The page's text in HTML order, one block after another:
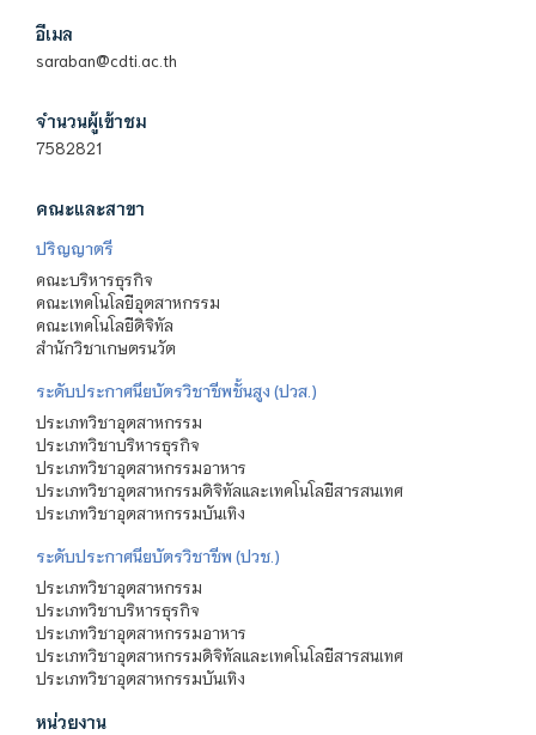
อีเมล
saraban@cdti.ac.th
จำนวนผู้เข้าชม
7582821
คณะและสาขา
ปริญญาตรี
คณะบริหารธุรกิจ
คณะเทคโนโลยีอุตสาหกรรม
คณะเทคโนโลยีดิจิทัล
สำนักวิชาเกษตรนวัต
ระดับประกาศนียบัตรวิชาชีพชั้นสูง (ปวส.)
ประเภทวิชาอุตสาหกรรม
ประเภทวิชาบริหารธุรกิจ
ประเภทวิชาอุตสาหกรรมอาหาร
ประเภทวิชาอุตสาหกรรมดิจิทัลและเทคโนโลยีสารสนเทศ
ประเภทวิชาอุตสาหกรรมบันเทิง
ระดับประกาศนียบัตรวิชาชีพ (ปวช.)
ประเภทวิชาอุตสาหกรรม
ประเภทวิชาบริหารธุรกิจ
ประเภทวิชาอุตสาหกรรมอาหาร
ประเภทวิชาอุตสาหกรรมดิจิทัลและเทคโนโลยีสารสนเทศ
ประเภทวิชาอุตสาหกรรมบันเทิง
หน่วยงาน